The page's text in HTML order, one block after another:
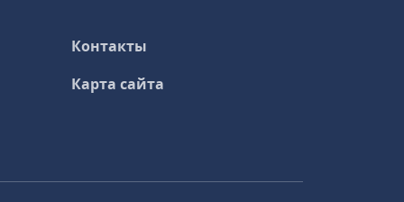
Контакты
Карта сайта